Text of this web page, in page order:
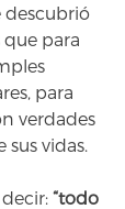
descubrió
que para
para
verdades
vidas.
“todo